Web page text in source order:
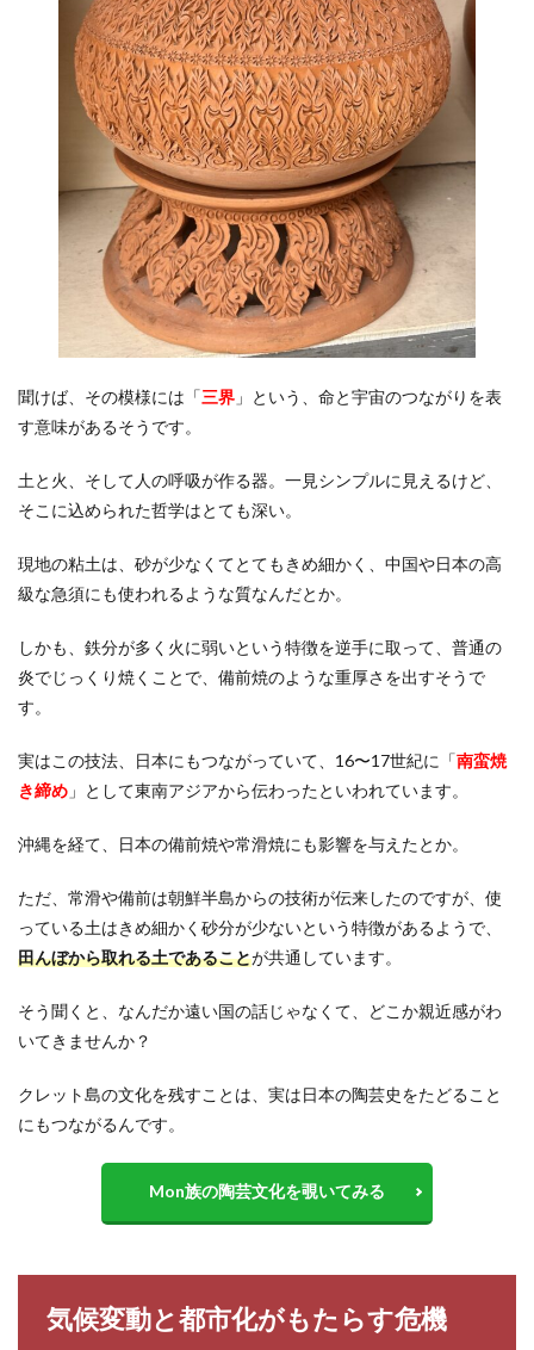
聞けば、その模様には「三界 」という、命と宇宙のつながりを表
す意味があるそうです。
土と火、そして人の呼吸が作る器。一見シンプルに見えるけど、
そこに込められた哲学はとても深い。
現地の粘土は、砂が少なくてとてもきめ細かく、中国や日本の高
級な急須にも使われるような質なんだとか。
しかも、鉄分が多く火に弱いという特徴を逆手に取って、普通の
炎でじっくり焼くことで、備前焼のような重厚さを出すそうで
す。
実はこの技法、日本にもつながっていて、16〜17世紀に「南蛮焼
き締め 」として東南アジアから伝わったといわれています。
沖縄を経て、日本の備前焼や常滑焼にも影響を与えたとか。
ただ、常滑や備前は朝鮮半島からの技術が伝来したのですが、使
っている土はきめ細かく砂分が少ないという特徴があるようで、
田んぼから取れる土であることが共通しています。
そう聞くと、なんだか遠い国の話じゃなくて、どこか親近感がわ
いてきませんか？
クレット島の文化を残すことは、実は日本の陶芸史をたどること
にもつながるんです。
Mon族の陶芸文化を覗いてみる
気候変動と都市化がもたらす危機